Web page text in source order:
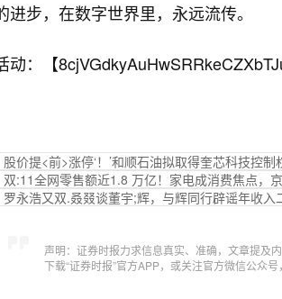
进步，在数字世界里，永远流传。
动：【
股价提<前>涨停‘！’和顺石油拟取得奎芯科技控制
双:11全网零售额近1.8 万亿！家电成消费焦点，
罗永浩又双.叒叕谈董宇;辉，与辉同行辟谣年收入
声明：证券时报力求信息真实、准确，文章提及
下载“证券时报”官方APP，或关注官方微信公众